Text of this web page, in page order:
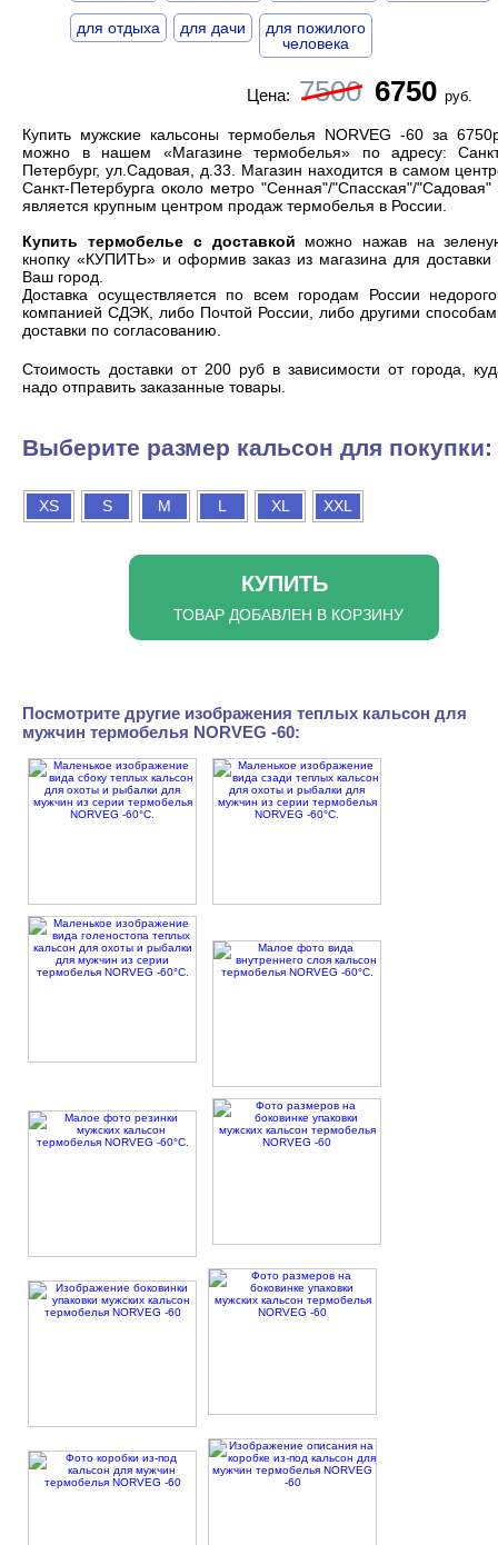
для отдыха для дачи
для пожилого
человека
Цена: 7500 6750 руб.
Купить мужские кальсоны термобелья NORVEG -60 за
можно в нашем «Магазине термобелья» по адресу:
Петербург, ул.Садовая, д.33. Магазин находится в самом
Санкт-Петербурга около метро "Сенная"/"Спасская"/"Садовая"
является крупным центром продаж термобелья в России.
Купить термобелье с доставкой можно нажав на
кнопку «КУПИТЬ» и оформив заказ из магазина для доставки
Ваш город.
Доставка осуществляется по всем городам России
компанией СДЭК, либо Почтой России, либо другими
доставки по согласованию.
Cтоимость доставки от 200 руб в зависимости от города,
надо отправить заказанные товары.
Выберите размер кальсон для покупки:
XS S M L XL XXL
КУПИТЬ
ТОВАР ДОБАВЛЕН В КОРЗИНУ
Посмотрите другие изображения теплых кальсон для
мужчин термобелья NORVEG -60: